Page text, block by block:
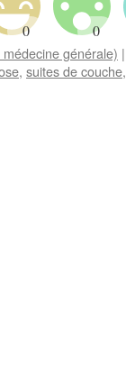
générale) |
, suites de couche